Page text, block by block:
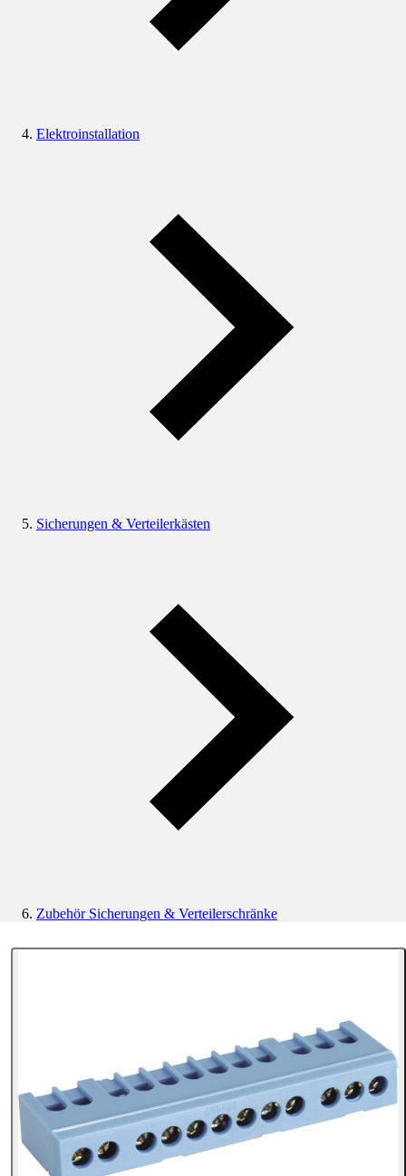
Elektroinstallation
Sicherungen & Verteilerkästen
Zubehör Sicherungen & Verteilerschränke